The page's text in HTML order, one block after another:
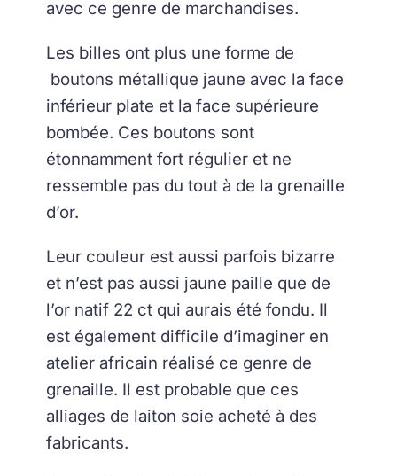
avec ce genre de marchandises.
Les billes ont plus une forme de
boutons métallique jaune avec la face
inférieur plate et la face supérieure
bombée. Ces boutons sont
étonnamment fort régulier et ne
ressemble pas du tout à de la grenaille
d’or.
Leur couleur est aussi parfois bizarre
et n’est pas aussi jaune paille que de
l’or natif 22 ct qui aurais été fondu. Il
est également difficile d’imaginer en
atelier africain réalisé ce genre de
grenaille. Il est probable que ces
alliages de laiton soie acheté à des
fabricants.